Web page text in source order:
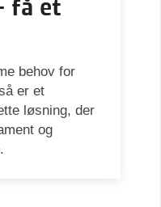
få et
behov for
er et
løsning, der
og